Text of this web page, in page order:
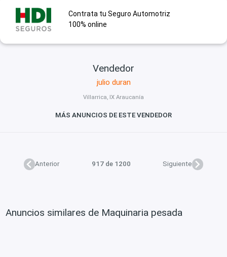
Contrata tu Seguro Automotriz
100% online
Vendedor
julio duran
Villarrica, IX Araucanía
MÁS ANUNCIOS DE ESTE VENDEDOR
Anterior 917 de 1200 Siguiente
Anuncios similares de Maquinaria pesada